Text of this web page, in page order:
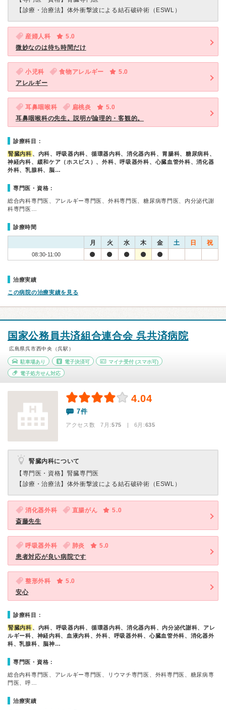
【診療・治療法】 体外衝撃波による結石破砕術（ESWL）
産婦人科
5.0
微妙なのは待ち時間だけ
小児科 食物アレルギー
5.0
アレルギー
耳鼻咽喉科 扁桃炎
5.0
耳鼻咽喉科の先生。説明が論理的・客観的。
診療科目：
腎臓内科 、内科、呼吸器内科、循環器内科、消化器内科、胃腸科、糖尿病科、
神経内科、緩和ケア（ホスピス）、外科、呼吸器外科、心臓血管外科、消化器
外科、乳腺科、脳…
専門医・資格：
総合内科専門医、アレルギー専門医、外科専門医、糖尿病専門医、内分泌代謝
科専門医…
診療時間
月 火 水 木 金 土 日 祝
08:30-11:00
治療実績
この病院の治療実績を見る
国家公務員共済組合連合会 呉共済病院
広島県呉市西中央（呉駅）
駐車場あり 電子決済可 マイナ受付 (スマホ可)
電子処方せん対応
4.04
7件
アクセス数 7月:575 | 6月:635
腎臓内科について
【専門医・資格】 腎臓専門医
【診療・治療法】 体外衝撃波による結石破砕術（ESWL）
消化器外科 直腸がん
5.0
斎藤先生
呼吸器外科 肺炎
5.0
患者対応が良い病院です
整形外科
5.0
安心
診療科目：
腎臓内科 、内科、呼吸器内科、循環器内科、消化器内科、内分泌代謝科、アレ
ルギー科、神経内科、血液内科、外科、呼吸器外科、心臓血管外科、消化器外
科、乳腺科、脳神…
専門医・資格：
総合内科専門医、アレルギー専門医、リウマチ専門医、外科専門医、糖尿病専
門医、呼…
治療実績